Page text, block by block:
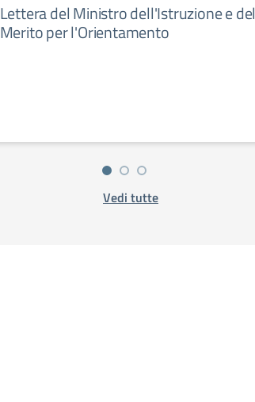
Lettera del Ministro dell'Istruzione e del
Merito per l'Orientamento
Vedi tutte